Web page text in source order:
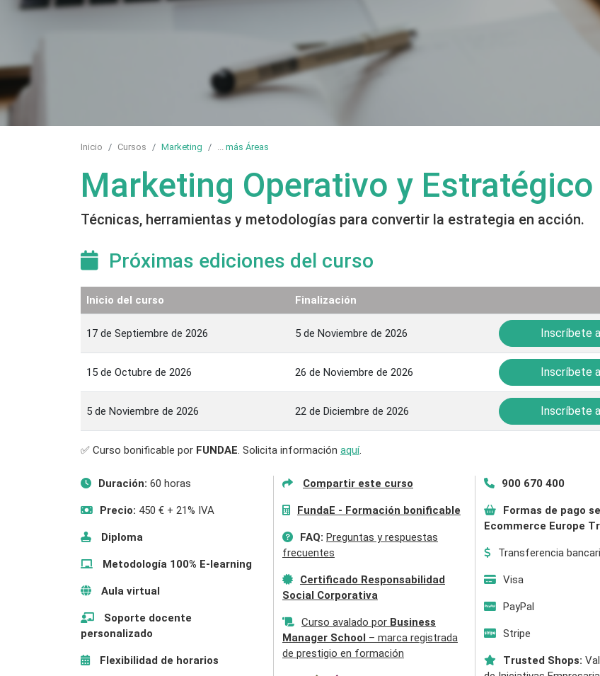
Inicio Cursos Marketing más Áreas
Marketing Operativo y Estratégico
Técnicas, herramientas y metodologías para convertir la estrategia en acción.
Próximas ediciones del curso
Inicio del curso Finalización
17 de Septiembre de 2026 5 de Noviembre de 2026 Inscríbete
15 de Octubre de 2026 26 de Noviembre de 2026 Inscríbete
5 de Noviembre de 2026 22 de Diciembre de 2026 Inscríbete
✅ Curso bonificable por FUNDAE . Solicita información aquí.
Duración: 60 horas
Precio: 450 € + 21% IVA
Diploma
Metodología 100% E-learning
Aula virtual
Soporte docente
personalizado
Flexibilidad de horarios
Compartir este curso
FundaE - Formación bonificable
FAQ: Preguntas y respuestas
frecuentes
Certificado Responsabilidad
Social Corporativa
Curso avalado por Business
Manager School – marca registrada
de prestigio en formación
900 670 400
Formas de pago
Ecommerce Europe
Transferencia
Visa
PayPal
Stripe
Trusted Shops: